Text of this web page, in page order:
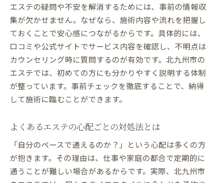
エステ前に知っておきたいQ&Aまとめ
エステ施術前の疑問を分かりやすく解説
エステ体験前のよくある質問に答えます
エステ初体験の方へ安心のアドバイス集
エステ体験を安心して迎えるための準備
エステの疑問や不安を解消するためには、事前の情報収
集が欠かせません。なぜなら、施術内容や流れを把握し
ておくことで安心感につながるからです。具体的には、
口コミや公式サイトでサービス内容を確認し、不明点は
カウンセリング時に質問するのが有効です。北九州市の
エステでは、初めての方にも分かりやすく説明する体制
が整っています。事前チェックを徹底することで、納得
して施術に臨むことができます。
よくあるエステの心配ごとの対処法とは
「自分のペースで通えるのか？」という心配は多くの方
が抱きます。その理由は、仕事や家庭の都合で定期的に
通うことが難しい場合があるからです。実際、北九州市